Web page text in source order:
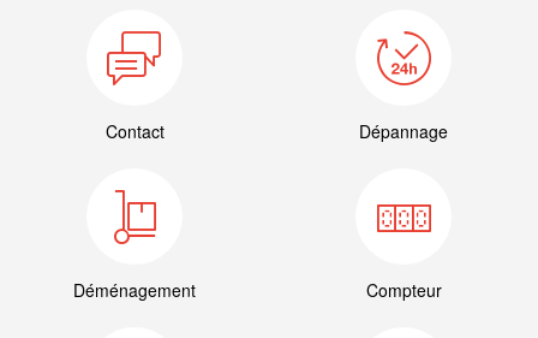
Contact Dépannage
Déménagement Compteur